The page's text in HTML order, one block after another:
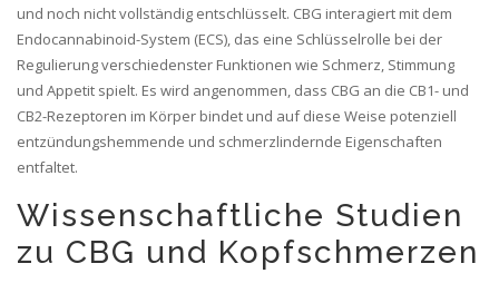
und noch nicht vollständig entschlüsselt. CBG interagiert mit dem
Endocannabinoid-System (ECS), das eine Schlüsselrolle bei der
Regulierung verschiedenster Funktionen wie Schmerz, Stimmung
und Appetit spielt. Es wird angenommen, dass CBG an die CB1- und
CB2-Rezeptoren im Körper bindet und auf diese Weise potenziell
entzündungshemmende und schmerzlindernde Eigenschaften
entfaltet.
Wissenschaftliche Studien
zu CBG und Kopfschmerzen